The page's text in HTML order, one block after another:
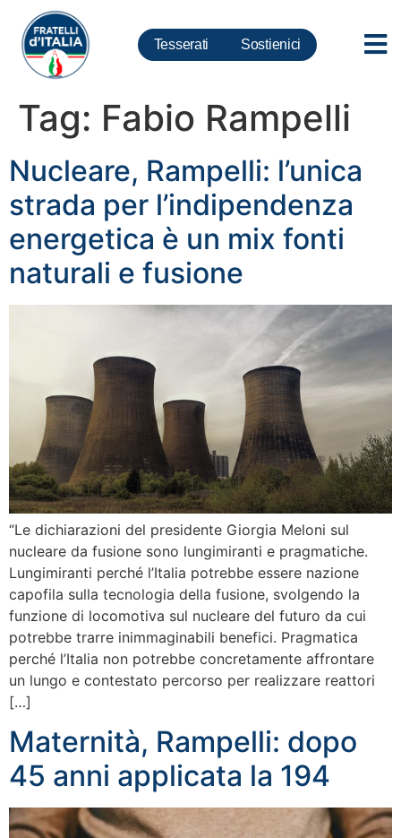
Tesserati Sostienici
Tag: Fabio Rampelli
Nucleare, Rampelli: l’unica
strada per l’indipendenza
energetica è un mix fonti
naturali e fusione
“Le dichiarazioni del presidente Giorgia Meloni sul
nucleare da fusione sono lungimiranti e pragmatiche.
Lungimiranti perché l’Italia potrebbe essere nazione
capofila sulla tecnologia della fusione, svolgendo la
funzione di locomotiva sul nucleare del futuro da cui
potrebbe trarre inimmaginabili benefici. Pragmatica
perché l’Italia non potrebbe concretamente affrontare
un lungo e contestato percorso per realizzare reattori
[…]
Maternità, Rampelli: dopo
45 anni applicata la 194